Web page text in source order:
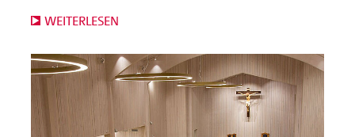
WEITERLESEN